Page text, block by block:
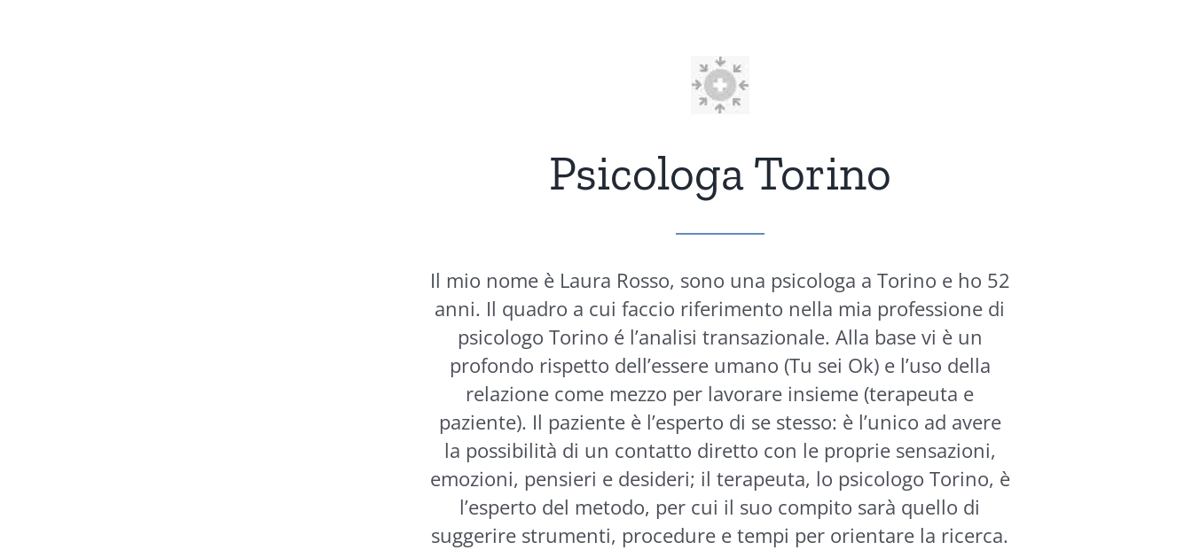
Psicologa Torino
Il mio nome è Laura Rosso, sono una psicologa a Torino e ho 52
anni. Il quadro a cui faccio riferimento nella mia professione di
psicologo Torino é l’analisi transazionale. Alla base vi è un
profondo rispetto dell’essere umano (Tu sei Ok) e l’uso della
relazione come mezzo per lavorare insieme (terapeuta e
paziente). Il paziente è l’esperto di se stesso: è l’unico ad avere
la possibilità di un contatto diretto con le proprie sensazioni,
emozioni, pensieri e desideri; il terapeuta, lo psicologo Torino, è
l’esperto del metodo, per cui il suo compito sarà quello di
suggerire strumenti, procedure e tempi per orientare la ricerca.